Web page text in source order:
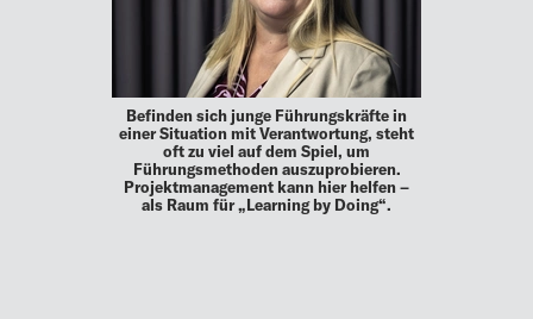
Befinden sich junge Führungskräfte in
einer Situation mit Verantwortung, steht
oft zu viel auf dem Spiel, um
Führungsmethoden auszuprobieren.
Projektmanagement kann hier helfen –
als Raum für „Learning by Doing“.